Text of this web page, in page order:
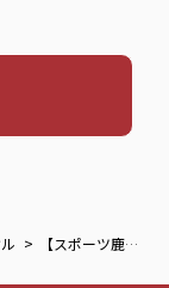
【スポーツ鹿キャラコラボ】マフラータオル